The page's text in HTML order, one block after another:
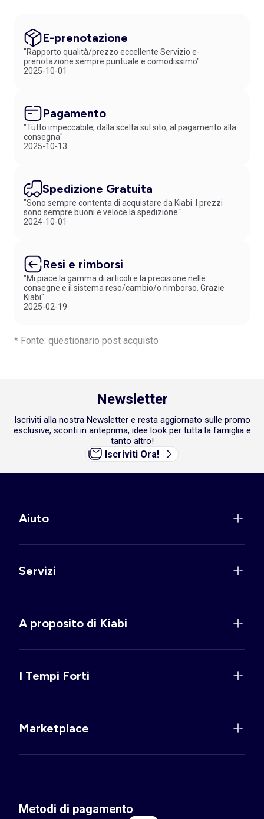
E-prenotazione
"Rapporto qualità/prezzo eccellente Servizio e-
prenotazione sempre puntuale e comodissimo"
2025-10-01
Pagamento
"Tutto impeccabile, dalla scelta sul.sito, al pagamento alla
consegna"
2025-10-13
Spedizione Gratuita
"Sono sempre contenta di acquistare da Kiabi. I prezzi
sono sempre buoni e veloce la spedizione."
2024-10-01
Resi e rimborsi
"Mi piace la gamma di articoli e la precisione nelle
consegne e il sistema reso/cambio/o rimborso. Grazie
Kiabi"
2025-02-19
* Fonte: questionario post acquisto
Newsletter
Iscriviti alla nostra Newsletter e resta aggiornato sulle promo
esclusive, sconti in anteprima, idee look per tutta la famiglia e
tanto altro!
Iscriviti Ora!
Aiuto
Servizi
A proposito di Kiabi
I Tempi Forti
Marketplace
Metodi di pagamento